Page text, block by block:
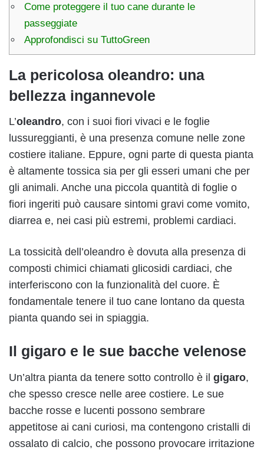
Come proteggere il tuo cane durante le
passeggiate
Approfondisci su TuttoGreen
La pericolosa oleandro: una
bellezza ingannevole
L’oleandro, con i suoi fiori vivaci e le foglie
lussureggianti, è una presenza comune nelle zone
costiere italiane. Eppure, ogni parte di questa pianta
è altamente tossica sia per gli esseri umani che per
gli animali. Anche una piccola quantità di foglie o
fiori ingeriti può causare sintomi gravi come vomito,
diarrea e, nei casi più estremi, problemi cardiaci.
La tossicità dell’oleandro è dovuta alla presenza di
composti chimici chiamati glicosidi cardiaci, che
interferiscono con la funzionalità del cuore. È
fondamentale tenere il tuo cane lontano da questa
pianta quando sei in spiaggia.
Il gigaro e le sue bacche velenose
Un’altra pianta da tenere sotto controllo è il gigaro,
che spesso cresce nelle aree costiere. Le sue
bacche rosse e lucenti possono sembrare
appetitose ai cani curiosi, ma contengono cristalli di
ossalato di calcio, che possono provocare irritazione